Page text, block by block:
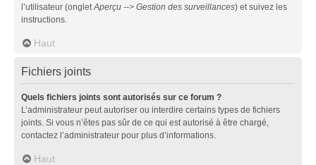
l’utilisateur (ongletAperçu --> Gestion des surveillances) et suivez les
instructions.
Haut
Fichiers joints
Quels fichiers joints sont autorisés sur ce forum ?
L’administrateur peut autoriser ou interdire certains types de fichiers
joints. Si vous n’êtes pas sûr de ce qui est autorisé à être chargé,
contactez l’administrateur pour plus d’informations.
Haut